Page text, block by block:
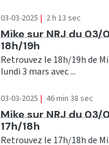
03-03-2025 | 2 h 13 sec
Ecouter
Mike sur NRJ du
18h/19h
Retrouvez le 18h/19h de
lundi 3 mars avec ...
03-03-2025 | 46 min 38 sec
Ecouter
Mike sur NRJ du
17h/18h
Retrouvez le 17h/18h de